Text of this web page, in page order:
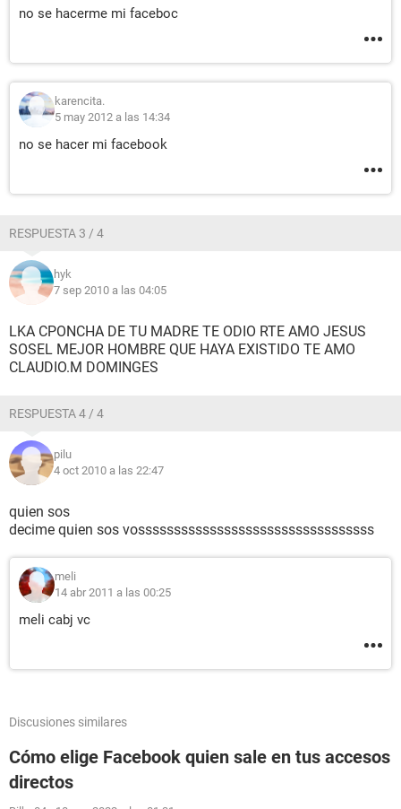
no se hacerme mi faceboc
karencita.
5 may 2012 a las 14:34
no se hacer mi facebook
RESPUESTA 3 / 4
hyk
7 sep 2010 a las 04:05
LKA CPONCHA DE TU MADRE TE ODIO RTE AMO JESUS
SOSEL MEJOR HOMBRE QUE HAYA EXISTIDO TE AMO
CLAUDIO.M DOMINGES
RESPUESTA 4 / 4
pilu
4 oct 2010 a las 22:47
quien sos
decime quien sos vosssssssssssssssssssssssssssssssss
meli
14 abr 2011 a las 00:25
meli cabj vc
Discusiones similares
Cómo elige Facebook quien sale en tus accesos
directos